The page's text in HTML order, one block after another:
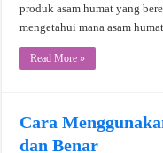
produk asam humat yang
mengetahui mana asam
Read More »
Cara
dan Benar